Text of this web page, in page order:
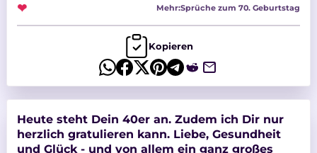
❤
Mehr:Sprüche zum 70. Geburtstag
Kopieren
Heute steht Dein 40er an. Zudem ich Dir nur
herzlich gratulieren kann. Liebe, Gesundheit
und Glück - und von allem ein ganz großes